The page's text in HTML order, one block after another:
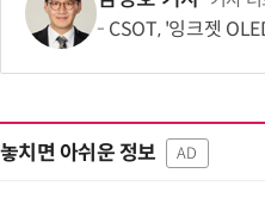
CSOT, '잉크젯 OLED'로 모니터
놓치면 아쉬운 정보 AD